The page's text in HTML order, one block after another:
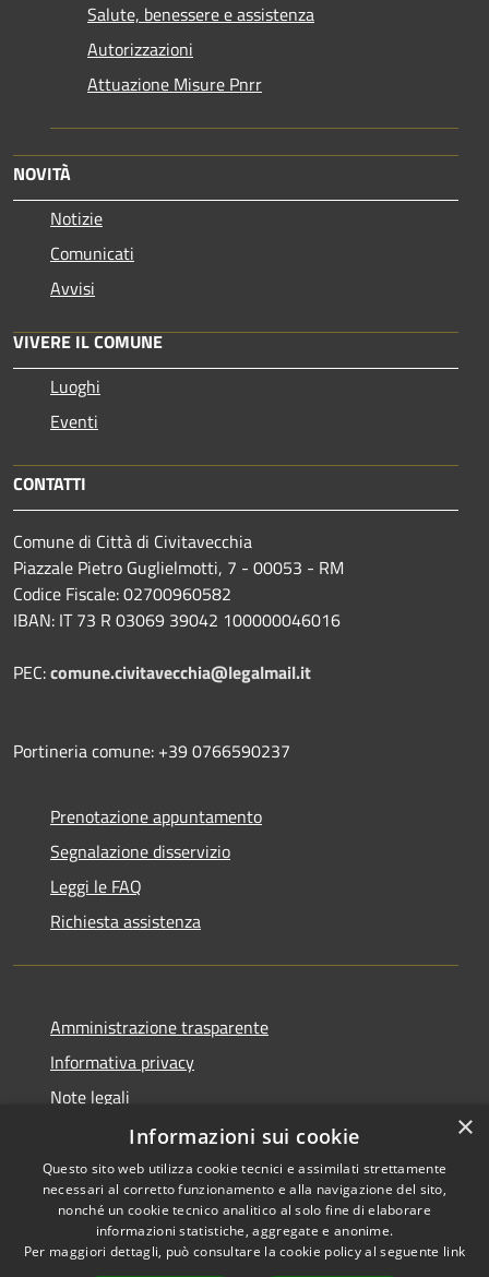
Salute, benessere e assistenza
Autorizzazioni
Attuazione Misure Pnrr
NOVITÀ
Notizie
Comunicati
Avvisi
VIVERE IL COMUNE
Luoghi
Eventi
CONTATTI
Comune di Città di Civitavecchia
Piazzale Pietro Guglielmotti, 7 - 00053 - RM
Codice Fiscale: 02700960582
IBAN: IT 73 R 03069 39042 100000046016
PEC:comune.civitavecchia@legalmail.it
Portineria comune: +39 0766590237
Prenotazione appuntamento
Segnalazione disservizio
Leggi le FAQ
Richiesta assistenza
Amministrazione trasparente
Informativa privacy
Note legali
Dichiarazione di accessibilità
RSS
Accessibilità
Copyright © 2026 • Città di
×
Informazioni sui cookie
Questo sito web utilizza cookie tecnici e assimilati strettamente
necessari al corretto funzionamento e alla navigazione del sito,
nonché un cookie tecnico analitico al solo fine di elaborare
informazioni statistiche, aggregate e anonime.
Per maggiori dettagli, può consultare la cookie policy al seguente link